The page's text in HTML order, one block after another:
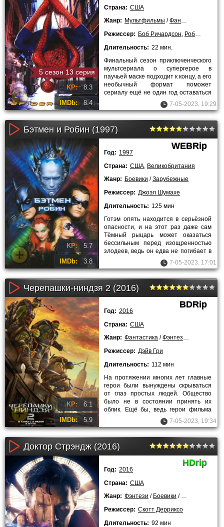
5 сезон 13 серия
KP: 8.3
IMDb: 8.4
Страна: США
Жанр: Мультфильмы /Фантастика
Режиссер: Боб Ричардсон, Роберт Шеллхор
Длительность: 22 мин.
Финальный сезон приключенческого
мультсериала о супергерое в
паучьей маске подходит к концу, а его
необычный формат поможет
сериалу ещё не один год оставаться
на виду - общий сюжет разбит7-05-2023, 19:29
Бэтмен и Робин (1997)
KP: 5.7
IMDb: 3.8
WEBRip
Год: 1997
Страна: США Великобритания
Жанр: Боевики /Зарубежные
Режиссер: Джоэл Шумахе
Длительность: 125 мин
Готэм опять находится в серьёзной
опасности, и на этот раз даже сам
Тёмный рыцарь может оказаться
бессильным перед изощренностью
злодеев, ведь он едва не погибает в
самом начале боевика 7-05-2023, 17:01
Черепашки-ниндзя 2 (2016)
KP: 6.1
IMDb: 5.9
BDRip
Год: 2016
Страна: США
Жанр: Фантастика /Фэнтези /
Режиссер: Дэйв Гри
Длительность: 112 мин
На протяжении многих лет главные
герои были вынуждены скрываться
от глаз простых людей. Общество
было не в состоянии принять их
облик. Ещё бы, ведь герои фильма
«Черепашки-ниндзя 2»7-05-2023, 19:34
Доктор Стрэндж (2016)
HDrip
Год: 2016
Страна: США
Жанр: Фэнтези / Боевики / Приключения
Режиссер: Скотт Дерриксо
Длительность: 92 мин